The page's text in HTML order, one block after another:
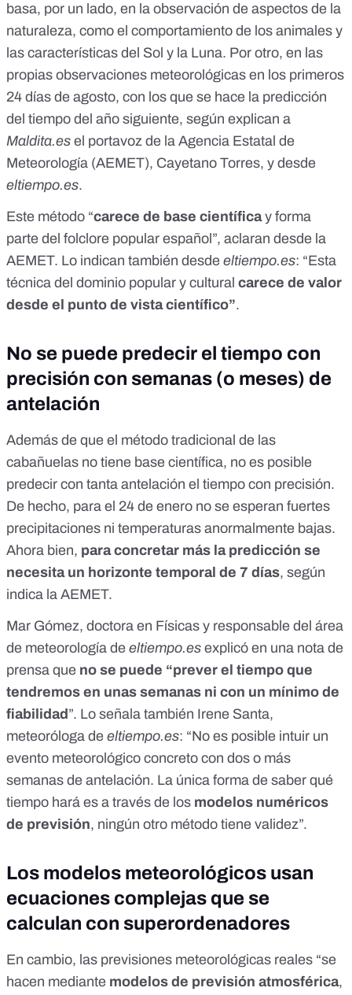
basa, por un lado, en la observación de aspectos de la
naturaleza, como el comportamiento de los animales y
las características del Sol y la Luna. Por otro, en las
propias observaciones meteorológicas en los primeros
24 días de agosto, con los que se hace la predicción
del tiempo del año siguiente, según explican a
Maldita.es el portavoz de la Agencia Estatal de
Meteorología (AEMET), Cayetano Torres, y desde
eltiempo.es.
Este método “carece de base científicay forma
parte del folclore popular español”, aclaran desde la
AEMET. Lo indican también desde eltiempo.es: “Esta
técnica del dominio popular y cultural carece de valor
desde el punto de vista científico”.
No se puede predecir el tiempo con
precisión con semanas (o meses) de
antelación
Además de que el método tradicional de las
cabañuelas no tiene base científica, no es posible
predecir con tanta antelación el tiempo con precisión.
De hecho, para el 24 de enero no se esperan fuertes
precipitaciones ni temperaturas anormalmente bajas.
Ahora bien, para concretar más la predicción se
necesita un horizonte temporal de 7 días, según
indica la AEMET.
Mar Gómez, doctora en Físicas y responsable del área
de meteorología de eltiempo.es explicó en una nota de
prensa que no se puede “prever el tiempo que
tendremos en unas semanas ni con un mínimo de
fiabilidad ”. Lo señala también Irene Santa,
meteoróloga de eltiempo.es: “No es posible intuir un
evento meteorológico concreto con dos o más
semanas de antelación. La única forma de saber qué
tiempo hará es a través de los modelos numéricos
de previsión, ningún otro método tiene validez”.
Los modelos meteorológicos usan
ecuaciones complejas que se
calculan con superordenadores
En cambio, las previsiones meteorológicas reales “se
hacen mediante modelos de previsión atmosférica,